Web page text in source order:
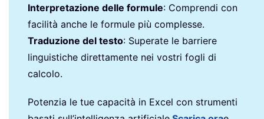
Interpretazione delle formule: Comprendi con
facilità anche le formule più complesse.
Traduzione del testo: Superate le barriere
linguistiche direttamente nei vostri fogli di
calcolo.
Potenzia le tue capacità in Excel con strumenti